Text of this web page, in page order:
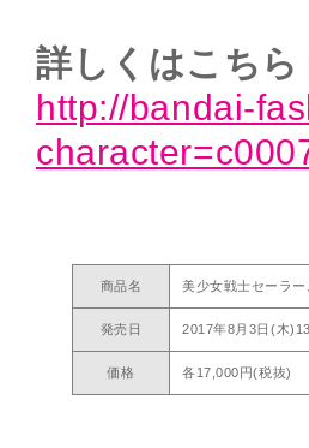
詳しくはこちら
http://bandai-
商品名 美少女戦士セーラ
発売日 2017年8月3日(木
価格 各17,000円(税抜)